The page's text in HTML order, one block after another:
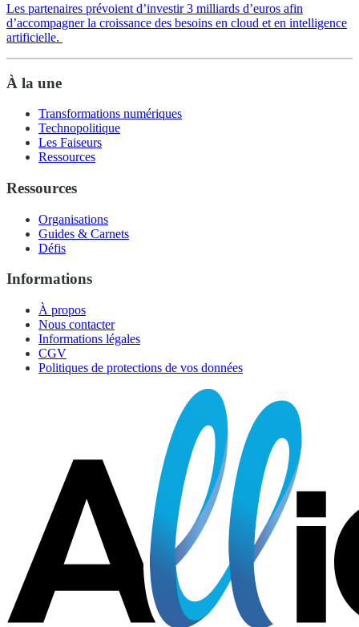
Les partenaires prévoient d’investir 3 milliards d’euros afin
d’accompagner la croissance des besoins en cloud et en intelligence
artificielle.
À la une
Transformations numériques
Technopolitique
Les Faiseurs
Ressources
Ressources
Organisations
Guides & Carnets
Défis
Informations
À propos
Nous contacter
Informations légales
CGV
Politiques de protections de vos données